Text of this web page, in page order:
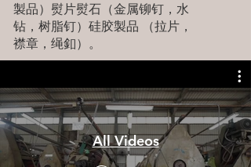
製品）熨片熨石（金属铆钉，水
钻，树脂钉）硅胶製品 （拉片，
襟章，绳釦）。
All Videos